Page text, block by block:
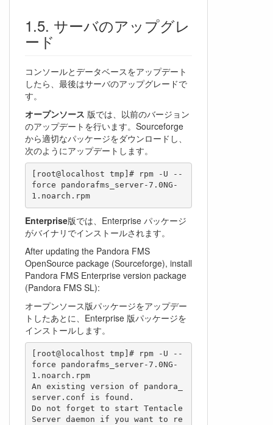
サーバのアップグレ
ード
コンソールとデータベースをアップデート
したら、最後はサーバのアップグレードで
す。
オープンソース 版では、以前のバージョン
のアップデートを行います。Sourceforge
から適切なパッケージをダウンロードし、
次のようにアップデートします。
[root@localhost tmp]# rpm -U --
force pandorafms_server-7.0NG-
1.noarch.rpm
Enterprise版では、Enterprise パッケージ
がバイナリでインストールされます。
After updating the Pandora FMS
OpenSource package (Sourceforge), install
Pandora FMS Enterprise version package
(Pandora FMS SL):
オープンソース版パッケージをアップデー
トしたあとに、Enterprise 版パッケージを
インストールします。
[root@localhost tmp]# rpm -U --
force pandorafms_server-7.0NG-
1.noarch.rpm
An existing version of pandora_
server.conf is found.
Do not forget to start Tentacle
Server daemon if you want to re